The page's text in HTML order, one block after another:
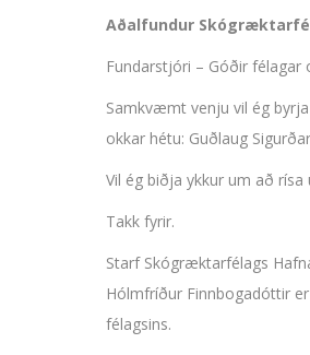
Aðalfundur
Fundarstjóri – Góðir félagar
Samkvæmt venju vil ég
okkar hétu: Guðlaug
Vil ég biðja ykkur um að
Takk fyrir.
Starf Skógræktarfélags
Hólmfríður Finnbogadóttir
félagsins.